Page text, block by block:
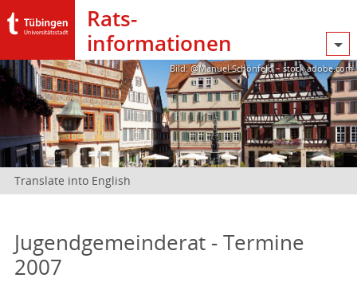
Rats­
informationen
Bild: @Manuel Schönfeld – stock.adobe.com
Translate into English
Jugendgemeinderat - Termine
2007